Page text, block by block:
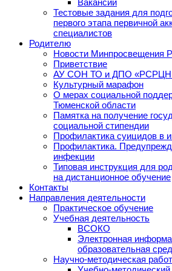
Вакансии
Тестовые задания для
первого этапа первичной
специалистов
Родителю
Новости Минпросвещения
Приветствие
АУ СОН ТО и ДПО «РСРЦН
Культурный марафон
О мерах социальной
Тюменской области
Памятка на получение
социальной стипендии
Профилактика суицидов в
Профилактика.
инфекции
Типовая инструкция для
на дистанционное обучение
Контакты
Направления деятельности
Практическое обучение
Учебная деятельность
ВСОКО
Электронная
образовательная
Научно-методическая